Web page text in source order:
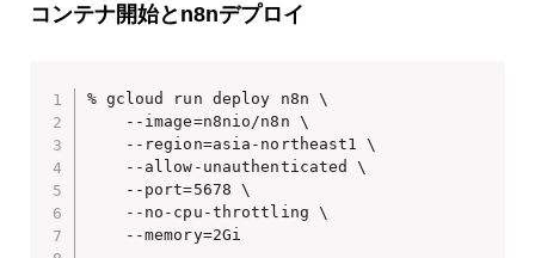
コンテナ開始とn8nデプロイ
% gcloud run deploy n8n \
    --image=n8nio/n8n \
    --region=asia-northeast1 \
    --allow-unauthenticated \
    --port=5678 \
    --no-cpu-throttling \
    --memory=2Gi